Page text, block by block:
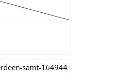
Amarillo
(Esta opción no está disponible en este